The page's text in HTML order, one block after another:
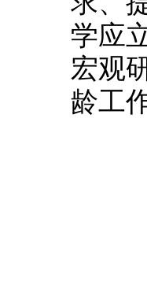
学应
宏观
龄工